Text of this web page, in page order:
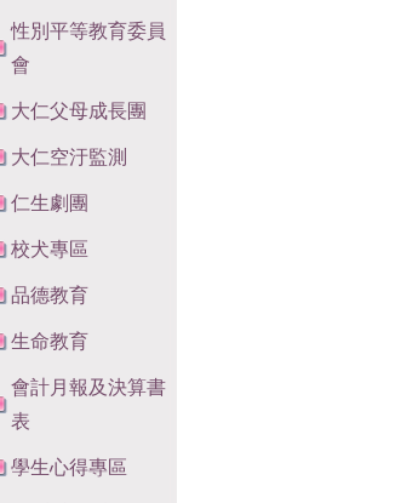
性別平等教育委員
會
大仁父母成長團
大仁空汙監測
仁生劇團
校犬專區
品德教育
生命教育
會計月報及決算書
表
學生心得專區